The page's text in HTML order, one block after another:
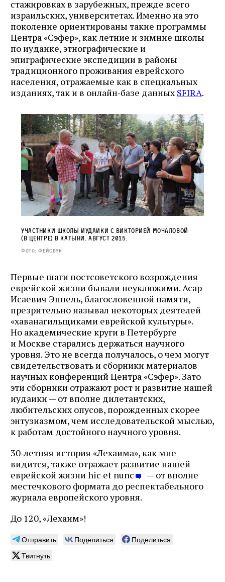
стажировках в зарубежных, прежде всего
израильских, университетах. Именно на это
поколение ориентированы такие программы
Центра «Сэфер», как летние и зимние школы
по иудаике, этнографические и
эпиграфические экспедиции в районы
традиционного проживания еврейского
населения, отражаемые как в специальных
изданиях, так и в онлайн‑базе данных SFIRA.
Участники школы иудаики с Викторией Мочаловой
(в центре) в Катыни. Август 2015.
Фото: фейсбук
Первые шаги постсоветского возрождения
еврейской жизни бывали неуклюжими. Асар
Исаевич Эппель, благословенной памяти,
презрительно называл некоторых деятелей
«хаванагильщиками еврейской культуры».
Но академические круги в Петербурге
и Москве старались держаться научного
уровня. Это не всегда получалось, о чем могут
свидетельствовать и сборники материалов
научных конференций Центра «Сэфер». Зато
эти сборники отражают рост и развитие нашей
иудаики — от вполне дилетантских,
любительских опусов, порожденных скорее
энтузиазмом, чем исследовательской мыслью,
к работам достойного научного уровня.
30‑летняя история «Лехаима», как мне
видится, также отражает развитие нашей
еврейской жизни hic et nunc
— от вполне
местечкового формата до респектабельного
журнала европейского уровня.
До 120, «Лехаим»!
Отправить Поделиться
Поделиться
Твитнуть